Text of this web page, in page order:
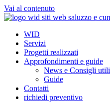
Vai al contenuto
WID
Servizi
Progetti realizzati
Approfondimenti e guide
News e Consigli utili
Guide
Contatti
richiedi preventivo